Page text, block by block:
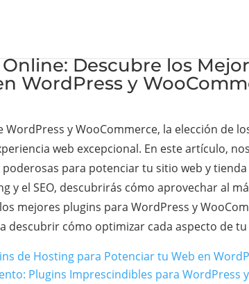
Descubre los
WordPress y
WordPress y WooCommerce, la elección de
web excepcional. En este artículo,
para potenciar tu sitio web y
y el SEO, descubrirás cómo aprovechar al
mejores plugins para WordPress y
descubrir cómo optimizar cada aspecto de
de Hosting para Potenciar tu Web en
Plugins Imprescindibles para WordPress